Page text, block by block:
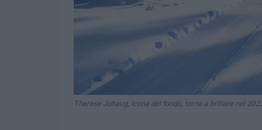
Therese Johaug, icona del fondo, torna a brillare nel